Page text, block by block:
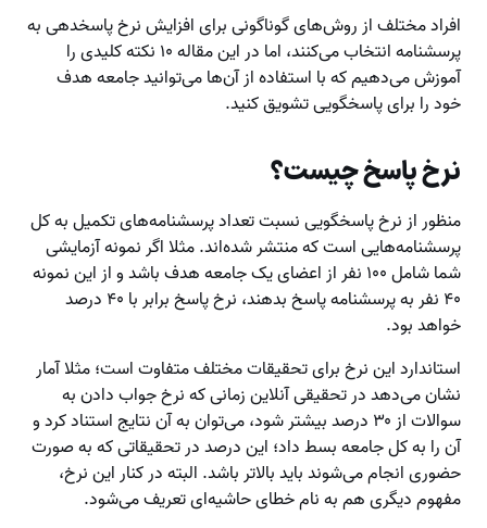
افراد مختلف از روش‌های گوناگونی برای افزایش نرخ پاسخدهی به
پرسشنامه انتخاب می‌کنند، اما در این مقاله ۱۰ نکته کلیدی را
آموزش می‌دهیم که با استفاده از آن‌ها می‌توانید جامعه هدف
خود را برای پاسخگویی تشویق کنید.
نرخ پاسخ چیست؟
منظور از نرخ پاسخگویی نسبت تعداد پرسشنامه‌های تکمیل به کل
پرسشنامه‌هایی است که منتشر شده‌اند. مثلا اگر نمونه آزمایشی
شما شامل ۱۰۰ نفر از اعضای یک جامعه هدف باشد و از این نمونه
۴۰ نفر به پرسشنامه پاسخ بدهند، نرخ پاسخ برابر با ۴۰ درصد
خواهد بود.
استاندارد این نرخ برای تحقیقات مختلف متفاوت است؛ مثلا آمار
نشان می‌دهد در تحقیقی آنلاین زمانی که نرخ جواب دادن به
سوالات از ۳۰ درصد بیشتر شود، می‌توان به آن نتایج استناد کرد و
آن را به کل جامعه بسط داد؛ این درصد در تحقیقاتی که به صورت
حضوری انجام می‌شوند باید بالاتر باشد. البته در کنار این نرخ،
مفهوم دیگری هم به نام خطای حاشیه‌ای تعریف می‌شود.